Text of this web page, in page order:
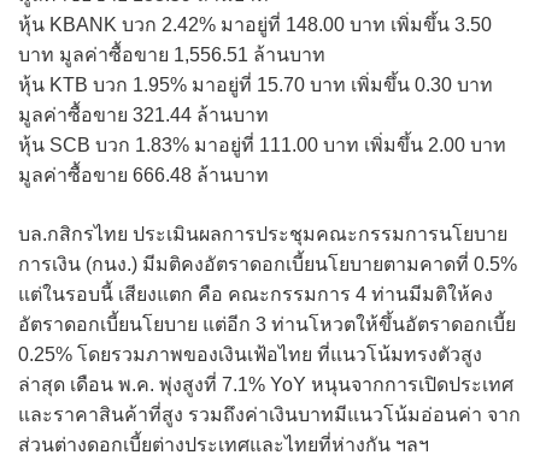
หุ้น KBANK บวก 2.42% มาอยู่ที่ 148.00 บาท เพิ่มขึ้น 3.50
บาท มูลค่าซื้อขาย 1,556.51 ล้านบาท
หุ้น KTB บวก 1.95% มาอยู่ที่ 15.70 บาท เพิ่มขึ้น 0.30 บาท
มูลค่าซื้อขาย 321.44 ล้านบาท
หุ้น SCB บวก 1.83% มาอยู่ที่ 111.00 บาท เพิ่มขึ้น 2.00 บาท
มูลค่าซื้อขาย 666.48 ล้านบาท
บล.กสิกรไทย ประเมินผลการประชุมคณะกรรมการนโยบาย
การเงิน (กนง.) มีมติคงอัตราดอกเบี้ยนโยบายตามคาดที่ 0.5%
แต่ในรอบนี้ เสียงแตก คือ คณะกรรมการ 4 ท่านมีมติให้คง
อัตราดอกเบี้ยนโยบาย แต่อีก 3 ท่านโหวตให้ขึ้นอัตราดอกเบี้ย
0.25% โดยรวมภาพของเงินเฟ้อไทย ที่แนวโน้มทรงตัวสูง
ล่าสุด เดือน พ.ค. พุ่งสูงที่ 7.1% YoY หนุนจากการเปิดประเทศ
และราคาสินค้าที่สูง รวมถึงค่าเงินบาทมีแนวโน้มอ่อนค่า จาก
ส่วนต่างดอกเบี้ยต่างประเทศและไทยที่ห่างกัน ฯลฯ